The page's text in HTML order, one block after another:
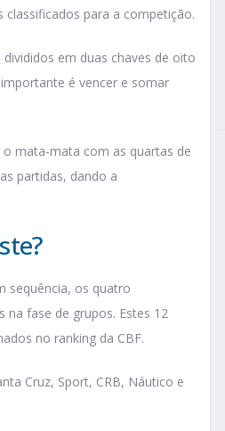
para a competição.
em duas chaves de oito
é vencer e somar
mata-mata com as quartas de
partidas, dando a
sequência, os quatro
fase de grupos. Estes 12
no ranking da CBF.
Cruz, Sport, CRB, Náutico e